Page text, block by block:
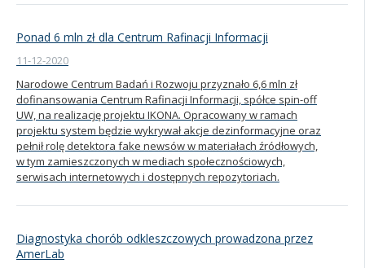
Ponad 6 mln zł dla Centrum Rafinacji Informacji
11-12-2020
Narodowe Centrum Badań i Rozwoju przyznało 6,6 mln zł
dofinansowania Centrum Rafinacji Informacji, spółce spin-off
UW, na realizację projektu IKONA. Opracowany w ramach
projektu system będzie wykrywał akcje dezinformacyjne oraz
pełnił rolę detektora fake newsów w materiałach źródłowych,
w tym zamieszczonych w mediach społecznościowych,
serwisach internetowych i dostępnych repozytoriach.
Diagnostyka chorób odkleszczowych prowadzona przez
AmerLab